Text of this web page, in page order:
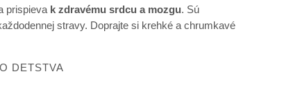
prispieva k zdravému srdcu a mozgu. Sú
stravy. Doprajte si krehké a chrumkavé
DETSTVA